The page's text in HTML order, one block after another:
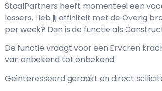
StaalPartners heeft momenteel een
lassers. Heb jij affiniteit met de Overig
per week? Dan is de functie als
De functie vraagt voor een Ervaren
van onbekend tot onbekend.
Geïnteresseerd geraakt en direct